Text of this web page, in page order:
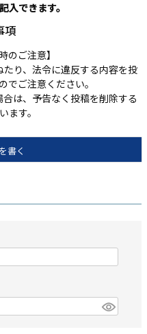
入できます。
項
のご注意】
り、法令に違反する内容を投
でご注意ください。
は、予告なく投稿を削除する
ます。
書く